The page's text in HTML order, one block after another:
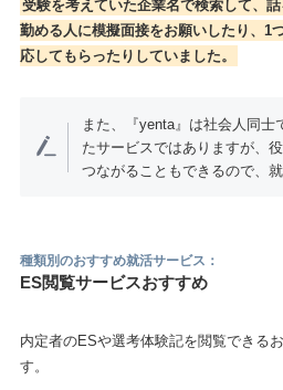
受験を考えていた企業名で検索して、
勤める人に模擬面接をお願いしたり、1
応してもらったりしていました。
また、『yenta』は社会人同士
たサービスではありますが、
つながることもできるので、
種類別のおすすめ就活サービス：
ES閲覧サービスおすすめ
内定者のESや選考体験記を閲覧できる
す。